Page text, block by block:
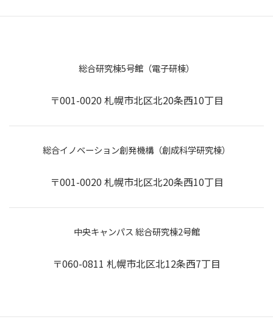
総合研究棟5号館（電子研棟）
〒001-0020 札幌市北区北20条西10丁目
総合イノベーション創発機構（創成科学研究棟）
〒001-0020 札幌市北区北20条西10丁目
中央キャンパス 総合研究棟2号館
〒060-0811 札幌市北区北12条西7丁目